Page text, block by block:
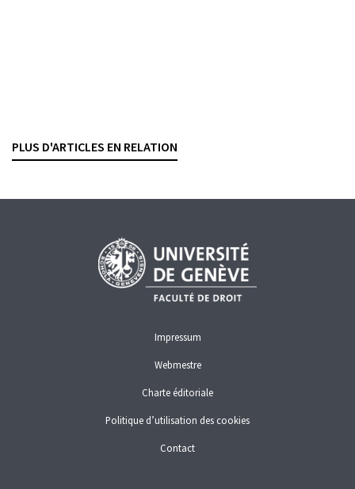
La semaine judiciaire, 2026, vol. 148, no. 3, p. 262-268
PLUS D'ARTICLES EN RELATION
Impressum
Webmestre
Charte éditoriale
Politique d’utilisation des cookies
Contact